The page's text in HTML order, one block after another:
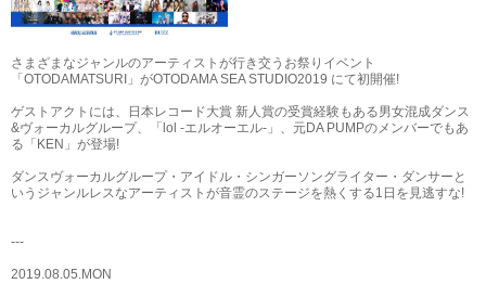
さまざまなジャンルのアーティストが行き交うお祭りイベント
「OTODAMATSURI」がOTODAMA SEA STUDIO2019 にて初開催!
ゲストアクトには、日本レコード大賞 新人賞の受賞経験もある男女混成ダンス
&ヴォーカルグループ、「lol -エルオーエル-」、元DA PUMPのメンバーでもあ
る「KEN」が登場!
ダンスヴォーカルグループ・アイドル・シンガーソングライター・ダンサーと
いうジャンルレスなアーティストが音霊のステージを熱くする1日を見逃すな!
---
2019.08.05.MON